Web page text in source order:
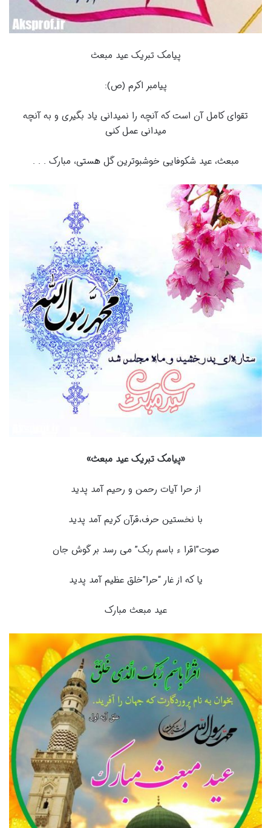
پیامک تبریک عید مبعث
پیامبر اکرم (ص):
تقوای کامل آن است که آنچه را نمیدانی یاد بگیری و به آنچه
میدانی عمل کنی
مبعث، عید شکوفایی خوشبوترین گل هستی، مبارک . . .
«پیامک تبریک عید مبعث»
از حرا آیات رحمن و رحیم آمد پدید
با نخستین حرف،قرآن کریم آمد پدید
صوت”اقرا ء باسم ربک” می رسد بر گوش جان
یا که از غار “حرا”خلق عظیم آمد پدید
عید مبعث مبارک